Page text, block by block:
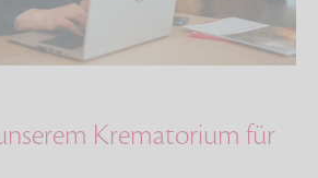
Krematorium für